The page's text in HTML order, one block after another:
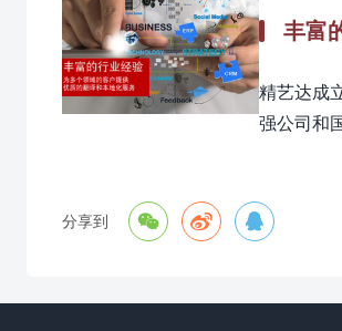
丰富
精艺达成
强公司和
分享到   